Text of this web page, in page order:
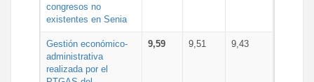
congresos no
existentes en Senia
Gestión económico-
administrativa
realizada por el
9,59 9,51 9,43